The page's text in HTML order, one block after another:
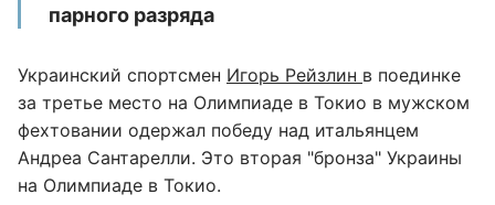
парного разряда
Украинский спортсмен Игорь Рейзлин в поединке
за третье место на Олимпиаде в Токио в мужском
фехтовании одержал победу над итальянцем
Андреа Сантарелли. Это вторая "бронза" Украины
на Олимпиаде в Токио.